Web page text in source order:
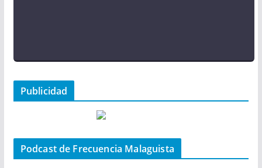
Publicidad
Podcast de Frecuencia Malaguista